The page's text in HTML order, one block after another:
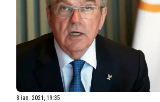
8 ian. 2021, 19:35